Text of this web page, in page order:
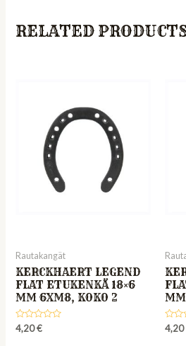
RELATED
Rautakangät
KERCKHAERT LEGEND
FLAT ETUKENKÄ 18×6
MM 6XM8, KOKO 2
Rated
0
4,20€
0
4,20